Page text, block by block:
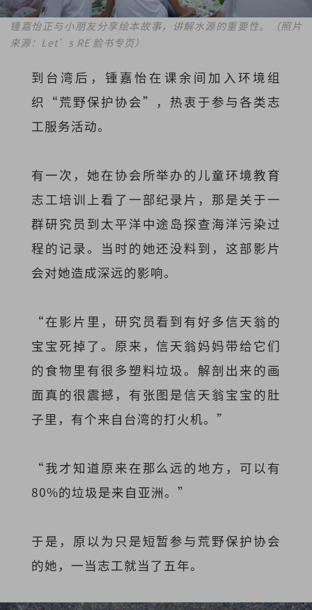
锺嘉怡正与小朋友分享绘本故事，讲解水源的重要性。（照片
来源：Let’s RE 脸书专页）
到台湾后，锺嘉怡在课余间加入环境组
织“荒野保护协会”，热衷于参与各类志
工服务活动。
有一次，她在协会所举办的儿童环境教育
志工培训上看了一部纪录片，那是关于一
群研究员到太平洋中途岛探查海洋污染过
程的记录。当时的她还没料到，这部影片
会对她造成深远的影响。
“在影片里，研究员看到有好多信天翁的
宝宝死掉了。原来，信天翁妈妈带给它们
的食物里有很多塑料垃圾。解剖出来的画
面真的很震撼，有张图是信天翁宝宝的肚
子里，有个来自台湾的打火机。”
“我才知道原来在那么远的地方，可以有
80%的垃圾是来自亚洲。”
于是，原以为只是短暂参与荒野保护协会
的她，一当志工就当了五年。